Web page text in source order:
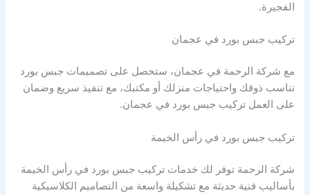
الفجيرة.
تركيب جبس بورد في عجمان
مع شركة الرحمة في عجمان، ستحصل على تصميمات جبس بورد
تناسب ذوقك واحتياجات منزلك أو مكتبك، مع تنفيذ سريع وضمان
على العمل تركيب جبس بورد في عجمان.
تركيب جبس بورد في رأس الخيمة
شركة الرحمة توفر لك خدمات تركيب جبس بورد في رأس الخيمة
بأساليب فنية حديثة مع تشكيلة واسعة من التصاميم الكلاسيكية